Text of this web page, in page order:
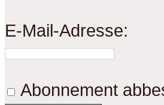
E-Mail-Adresse:
Abonnement